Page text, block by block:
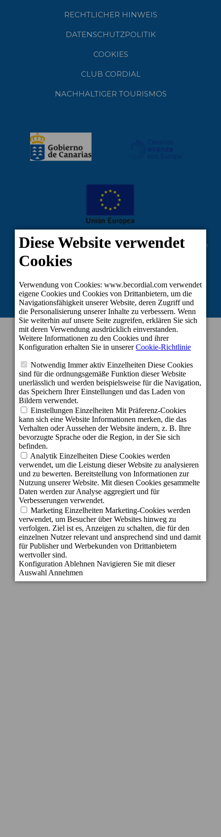
RECHTLICHER HINWEIS
DATENSCHUTZPOLITIK
COOKIES
CLUB CORDIAL
NACHHALTIGER TOURISMOS
Vom Europäischen Fonds für regionale Entwicklung kofinanziertes Projekt im
Linie 2 zur Aufrechterhaltung der Tätigkeit von Selbstständigen und kleinen
und mittleren Unternehmen in den von der COVID-19-Krise am stärksten
KONTAKT INFORMATION
c/ Cartago, 22. El Tablero
35109 San Bartolomé de Tirajana - Gran
Canaria - Spanien
info@becordial.com
Tel.: +34 928 721 147
Reservierungen: +34 928 143 393
E-mail: reservas@becordial.com
2018 © Cordial Canarias Hotels & Resorts